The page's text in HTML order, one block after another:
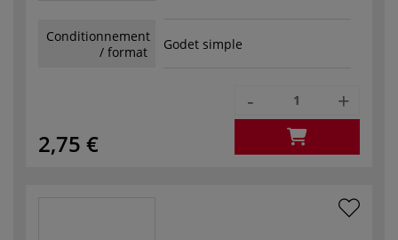
Conditionnement
/ format
Godet simple
2,75 €
- +